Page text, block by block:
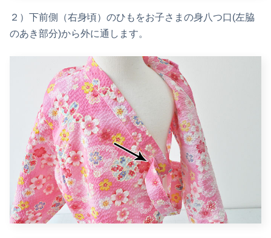
２）下前側（右身頃）のひもをお子さまの身八つ口(左脇
のあき部分)から外に通します。